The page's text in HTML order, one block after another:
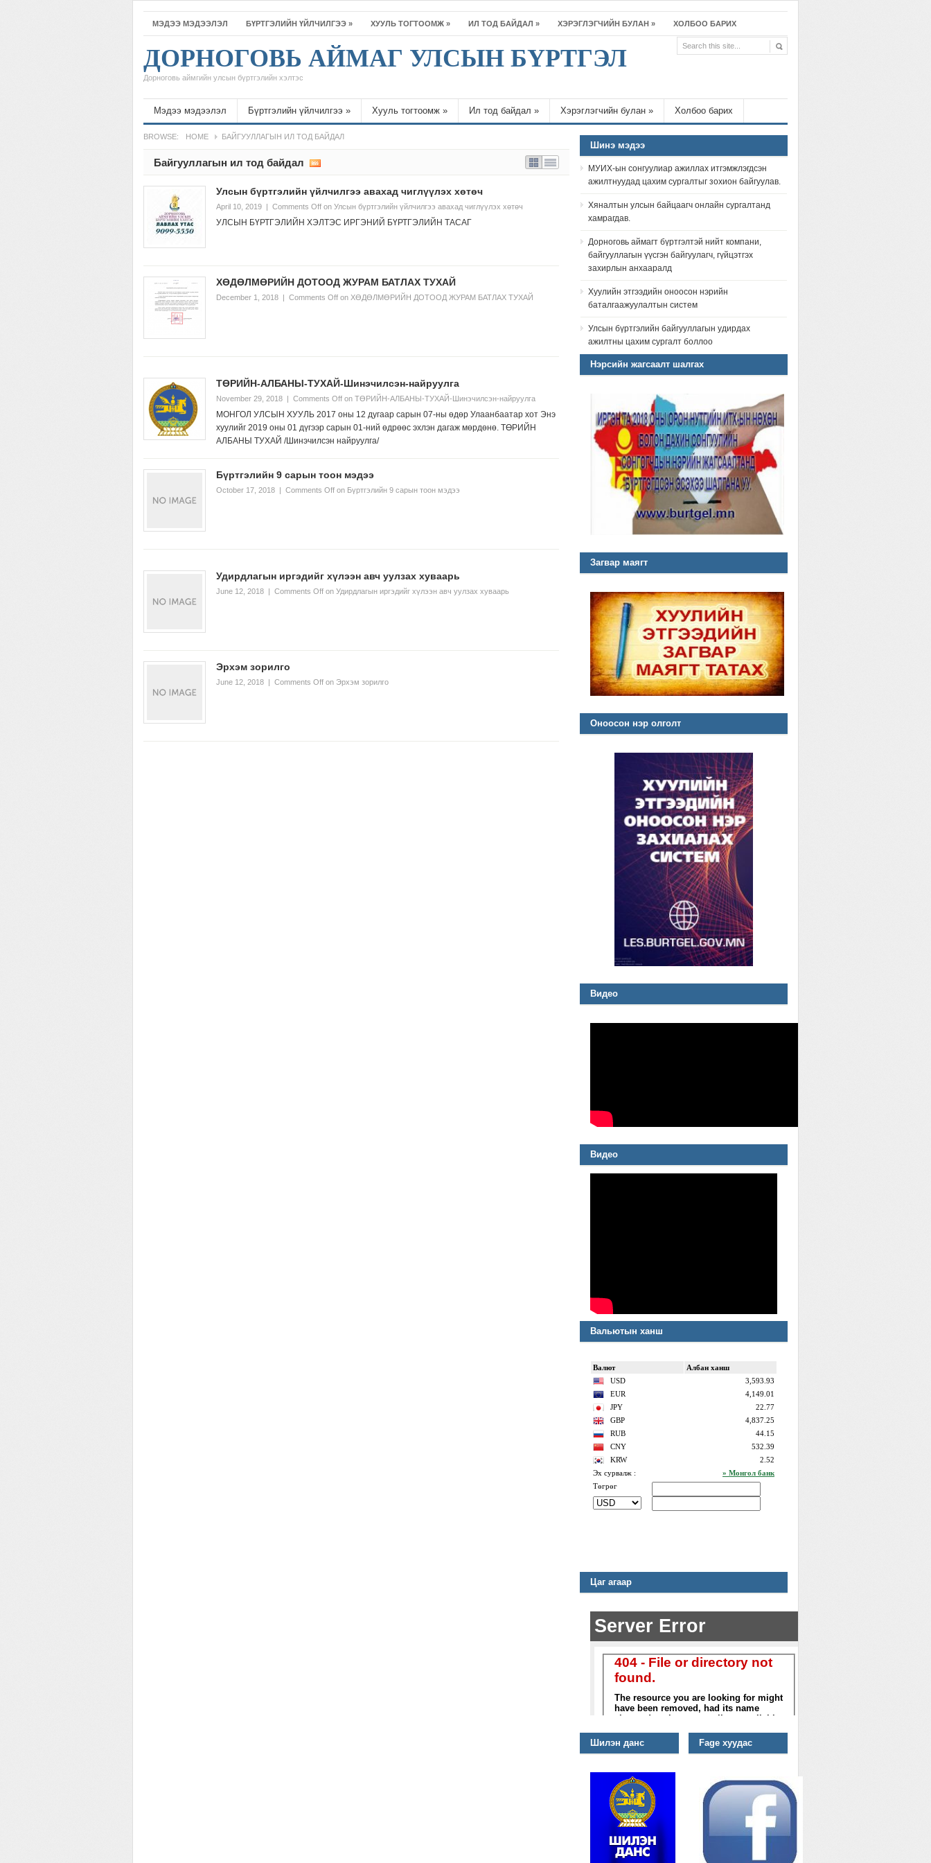
МЭДЭЭ МЭДЭЭЛЭЛ БҮРТГЭЛИЙН ҮЙЛЧИЛГЭЭ » ХУУЛЬ ТОГТООМЖ » ИЛ ТОД БАЙДАЛ » ХЭРЭГЛЭГЧИЙН БУЛАН » ХОЛБОО БАРИХ
ДОРНОГОВЬ АЙМАГ УЛСЫН БҮРТГЭЛ
Дорноговь аймгийн улсын бүртгэлийн хэлтэс
Мэдээ мэдээлэл Бүртгэлийн үйлчилгээ » Хууль тогтоомж » Ил тод байдал » Хэрэглэгчийн булан » Холбоо барих
BROWSE: HOME БАЙГУУЛЛАГЫН ИЛ ТОД БАЙДАЛ
Байгууллагын ил тод байдал
Улсын бүртгэлийн үйлчилгээ авахад чиглүүлэх хөтөч
April 10, 2019 | Comments Off on Улсын бүртгэлийн үйлчилгээ авахад чиглүүлэх хөтөч
УЛСЫН БҮРТГЭЛИЙН ХЭЛТЭС ИРГЭНИЙ БҮРТГЭЛИЙН ТАСАГ
ХӨДӨЛМӨРИЙН ДОТООД ЖУРАМ БАТЛАХ ТУХАЙ
December 1, 2018 | Comments Off on ХӨДӨЛМӨРИЙН ДОТООД ЖУРАМ БАТЛАХ ТУХАЙ
ТӨРИЙН-АЛБАНЫ-ТУХАЙ-Шинэчилсэн-найруулга
November 29, 2018 | Comments Off on ТӨРИЙН-АЛБАНЫ-ТУХАЙ-Шинэчилсэн-найруулга
МОНГОЛ УЛСЫН ХУУЛЬ 2017 оны 12 дугаар сарын 07-ны өдөр Улаанбаатар хот Энэ
хуулийг 2019 оны 01 дүгээр сарын 01-ний өдрөөс эхлэн дагаж мөрдөнө. ТӨРИЙН
АЛБАНЫ ТУХАЙ /Шинэчилсэн найруулга/
Бүртгэлийн 9 сарын тоон мэдээ
October 17, 2018 | Comments Off on Бүртгэлийн 9 сарын тоон мэдээ
Удирдлагын иргэдийг хүлээн авч уулзах хуваарь
June 12, 2018 | Comments Off on Удирдлагын иргэдийг хүлээн авч уулзах хуваарь
Эрхэм зорилго
June 12, 2018 | Comments Off on Эрхэм зорилго
Шинэ мэдээ
МУИХ-ын сонгуулиар ажиллах итгэмжлэгдсэн
ажилтнуудад цахим сургалтыг зохион байгуулав.
Хяналтын улсын байцаагч онлайн сургалтанд
хамрагдав.
Дорноговь аймагт бүртгэлтэй нийт компани,
байгууллагын үүсгэн байгуулагч, гүйцэтгэх
захирлын анхааралд
Хуулийн этгээдийн оноосон нэрийн
баталгаажуулалтын систем
Улсын бүртгэлийн байгууллагын удирдах
ажилтны цахим сургалт боллоо
Нэрсийн жагсаалт шалгах
Загвар маягт
Оноосон нэр олголт
Видео
Видео
Вальютын ханш
Цаг агаар
Шилэн данс Fage хуудас